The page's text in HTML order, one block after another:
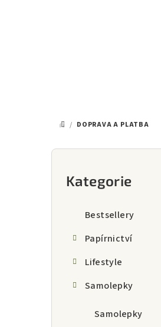
DOMŮ
/ DOPRAVA A PLATBA
Přeskočit
kategorie
Kategorie
Bestsellery
Papírnictví
Lifestyle
Samolepky
Samolepky